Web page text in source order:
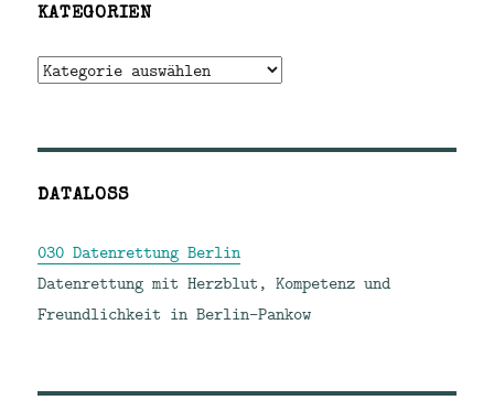
KATEGORIEN
Kategorien
DATALOSS
030 Datenrettung Berlin
Datenrettung mit Herzblut, Kompetenz und
Freundlichkeit in Berlin-Pankow